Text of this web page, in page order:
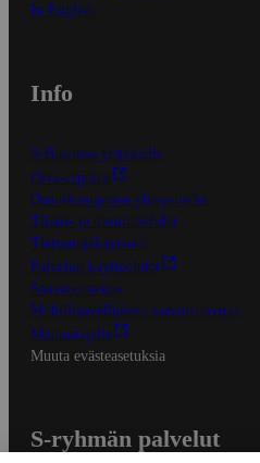
In English
Info
S-Business yrityksille
Oiva-raportit
Osuuskauppojen yhteystiedot
Tilaus- ja toimitusehdot
Tietosuojakäytäntö
Palvelun käyttöehdot
Saavutettavuus
Mobiilisovelluksen saavutettavuus
Mainostajalle
Muuta evästeasetuksia
S-ryhmän palvelut